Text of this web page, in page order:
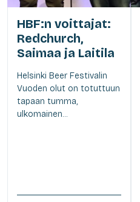
HBF:n voittajat:
Redchurch,
Saimaa ja Laitila
Helsinki Beer Festivalin
Vuoden olut on totuttuun
tapaan tumma,
ulkomainen...